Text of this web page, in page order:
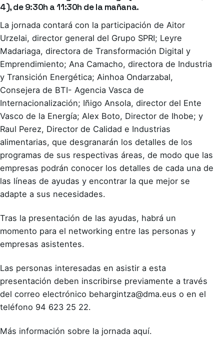
4), de 9:30h a 11:30h de la mañana.
La jornada contará con la participación de Aitor
Urzelai, director general del Grupo SPRI; Leyre
Madariaga, directora de Transformación Digital y
Emprendimiento; Ana Camacho, directora de Industria
y Transición Energética; Ainhoa Ondarzabal,
Consejera de BTI- Agencia Vasca de
Internacionalización; Iñigo Ansola, director del Ente
Vasco de la Energía; Alex Boto, Director de Ihobe; y
Raul Perez, Director de Calidad e Industrias
alimentarias, que desgranarán los detalles de los
programas de sus respectivas áreas, de modo que las
empresas podrán conocer los detalles de cada una de
las líneas de ayudas y encontrar la que mejor se
adapte a sus necesidades.
Tras la presentación de las ayudas, habrá un
momento para el networking entre las personas y
empresas asistentes.
Las personas interesadas en asistir a esta
presentación deben inscribirse previamente a través
del correo electrónico behargintza@dma.eus o en el
teléfono 94 623 25 22.
Más información sobre la jornada aquí.